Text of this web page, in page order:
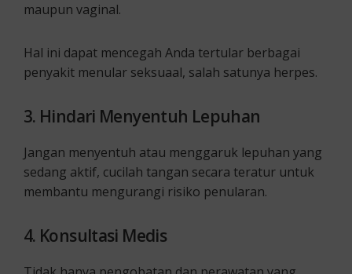
maupun vaginal.
Hal ini dapat mencegah Anda tertular berbagai
penyakit menular seksuaal, salah satunya herpes.
3. Hindari Menyentuh Lepuhan
Jangan menyentuh atau menggaruk lepuhan yang
sedang aktif, cucilah tangan secara teratur untuk
membantu mengurangi risiko penularan.
4. Konsultasi Medis